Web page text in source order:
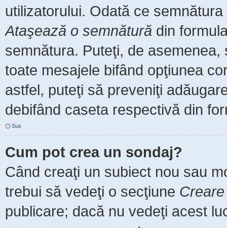
utilizatorului. Odată ce
Ataşează o semnătură din
semnătura. Puteţi, de
toate mesajele bifând opţiunea
astfel, puteţi să preveniţi
debifând caseta respectivă din
Sus
Cum pot crea un sondaj?
Când creaţi un subiect nou sau
trebui să vedeţi o secţiune
publicare; dacă nu vedeţi acest